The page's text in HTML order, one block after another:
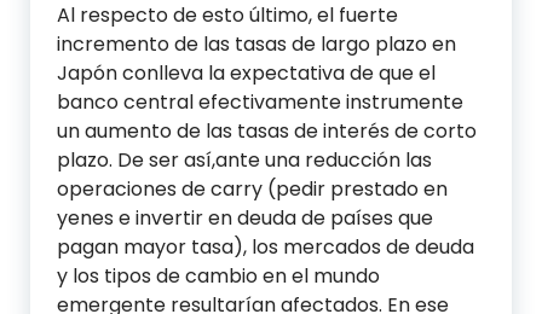
Al respecto de esto último, el fuerte
incremento de las tasas de largo plazo en
Japón conlleva la expectativa de que el
banco central efectivamente instrumente
un aumento de las tasas de interés de corto
plazo. De ser así,ante una reducción las
operaciones de carry (pedir prestado en
yenes e invertir en deuda de países que
pagan mayor tasa), los mercados de deuda
y los tipos de cambio en el mundo
emergente resultarían afectados. En ese